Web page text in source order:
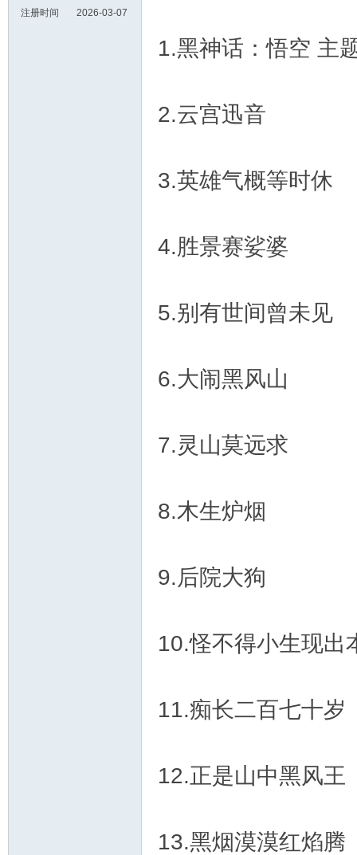
注册时间
2026-03-07
1.黑神话：悟空 主
2.云宫迅音
3.英雄气概等时休
4.胜景赛娑婆
5.别有世间曾未见
6.大闹黑风山
7.灵山莫远求
8.木生炉烟
9.后院大狗
10.怪不得小生现出
11.痴长二百七十岁
12.正是山中黑风王
13.黑烟漠漠红焰腾